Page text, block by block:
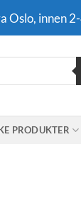
Oslo, innen
PRODUKTER